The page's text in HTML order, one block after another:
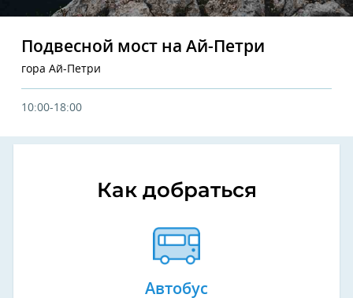
Подвесной мост на Ай-Петри
гора Ай-Петри
10:00-18:00
Как добраться
Автобус